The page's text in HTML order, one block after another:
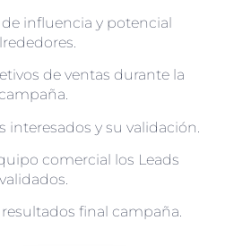
influencia y potencial
de ventas durante la
interesados y su validación.
comercial los Leads
validados.
resultados final campaña.